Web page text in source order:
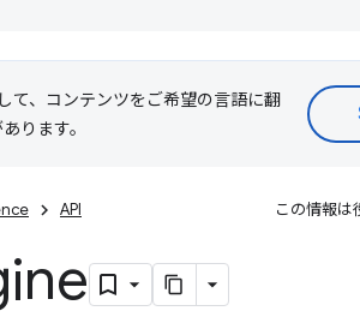
て、コンテンツをご希望の言語に翻
ります。
API この情報は